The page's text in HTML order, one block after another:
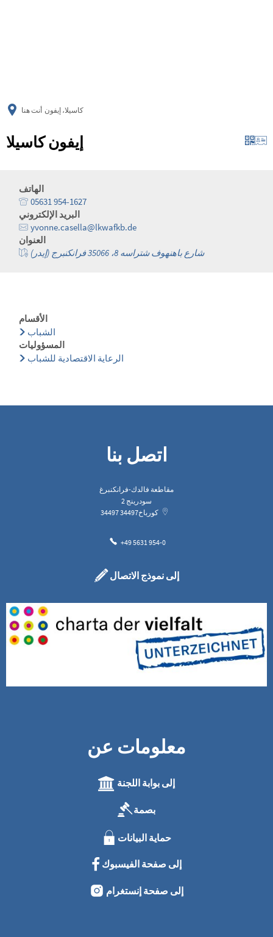
أنت هنا كاسيلا، إيفون
إيفون كاسيلا
الهاتف
05631 954-1627
البريد الإلكتروني
yvonne.casella@lkwafkb.de
العنوان
شارع باهنهوف شتراسه 8، 35066 فرانكنبرج (إيدر)
الأقسام
الشباب
المسؤوليات
الرعاية الاقتصادية للشباب
اتصل بنا
مقاطعة فالدك-فرانكنبرغ
سودرينج 2
34497
كورباخ34497
+49 5631 954-0
إلى نموذج الاتصال
معلومات عن
إلى بوابة اللجنة
بصمة
حماية البيانات
إلى صفحة الفيسبوك
إلى صفحة إنستغرام